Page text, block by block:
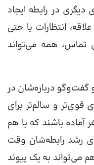
در رابطه ایجاد
انتظارات یا حتی
تماس، همه می‌تواند
درباره‌شان در
قوی‌تر و سالم‌تر برای
آماده باشند که با هم
رشد رابطه‌شان وقت
می‌تواند به یک پیوند